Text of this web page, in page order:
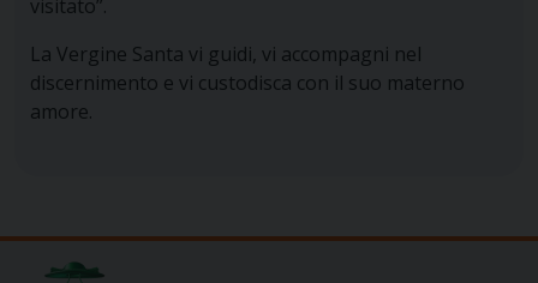
visitato”.
La Vergine Santa vi guidi, vi accompagni nel
discernimento e vi custodisca con il suo materno
amore.